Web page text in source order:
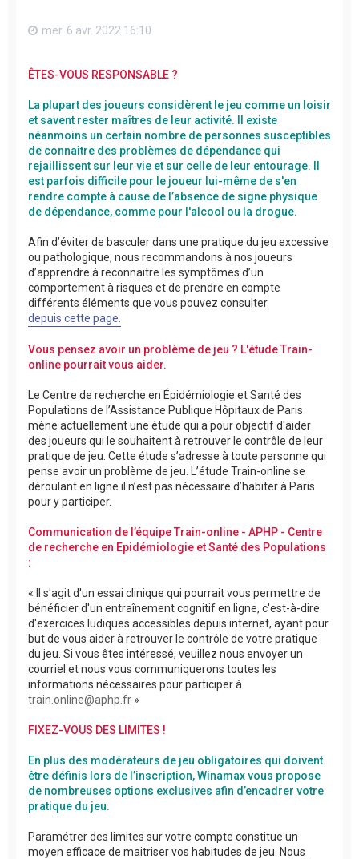
mer. 6 avr. 2022 16:10
ÊTES-VOUS RESPONSABLE ?
La plupart des joueurs considèrent le jeu comme un loisir
et savent rester maîtres de leur activité. Il existe
néanmoins un certain nombre de personnes susceptibles
de connaître des problèmes de dépendance qui
rejaillissent sur leur vie et sur celle de leur entourage. Il
est parfois difficile pour le joueur lui-même de s'en
rendre compte à cause de l’absence de signe physique
de dépendance, comme pour l'alcool ou la drogue.
Afin d’éviter de basculer dans une pratique du jeu excessive
ou pathologique, nous recommandons à nos joueurs
d’apprendre à reconnaitre les symptômes d’un
comportement à risques et de prendre en compte
différents éléments que vous pouvez consulter
depuis cette page.
Vous pensez avoir un problème de jeu ? L'étude Train-
online pourrait vous aider.
Le Centre de recherche en Épidémiologie et Santé des
Populations de l’Assistance Publique Hôpitaux de Paris
mène actuellement une étude qui a pour objectif d'aider
des joueurs qui le souhaitent à retrouver le contrôle de leur
pratique de jeu. Cette étude s’adresse à toute personne qui
pense avoir un problème de jeu. L’étude Train-online se
déroulant en ligne il n’est pas nécessaire d’habiter à Paris
pour y participer.
Communication de l’équipe Train-online - APHP - Centre
de recherche en Epidémiologie et Santé des Populations
:
« Il s'agit d'un essai clinique qui pourrait vous permettre de
bénéficier d'un entraînement cognitif en ligne, c'est-à-dire
d'exercices ludiques accessibles depuis internet, ayant pour
but de vous aider à retrouver le contrôle de votre pratique
du jeu. Si vous êtes intéressé, veuillez nous envoyer un
courriel et nous vous communiquerons toutes les
informations nécessaires pour participer à
train.online@aphp.fr »
FIXEZ-VOUS DES LIMITES !
En plus des modérateurs de jeu obligatoires qui doivent
être définis lors de l’inscription, Winamax vous propose
de nombreuses options exclusives afin d’encadrer votre
pratique du jeu.
Paramétrer des limites sur votre compte constitue un
moyen efficace de maitriser vos habitudes de jeu. Nous